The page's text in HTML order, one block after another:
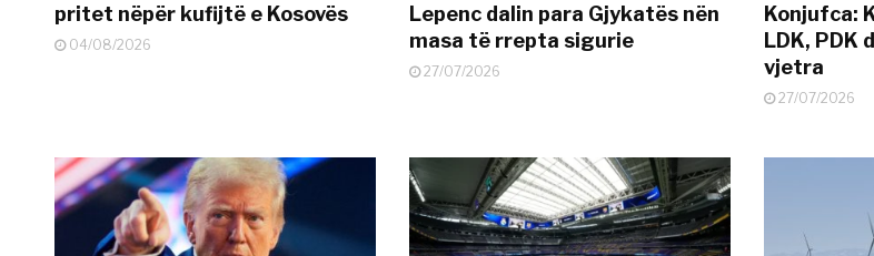
pritet nëpër kufijtë e Kosovës
04/08/2026
Lepenc dalin para Gjykatës nën
masa të rrepta sigurie
27/07/2026
Konjufca:
LDK, PDK
vjetra
27/07/2026